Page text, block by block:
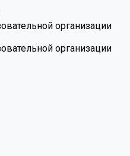
организации
организации